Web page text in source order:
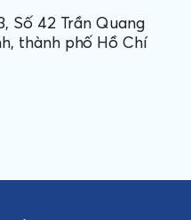
Số 42 Trần Quang
thành phố Hồ Chí